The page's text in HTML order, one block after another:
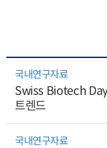
국내연구자료
Swiss Biotech
트렌드
국내연구자료